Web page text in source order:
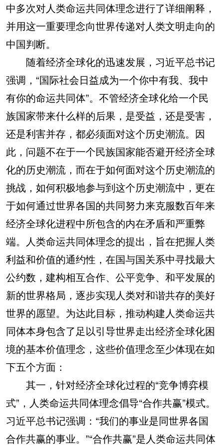
中多次对人类命运共同体理念进行了详细阐释，
并用这一重要理念向世界传递对人类文明走向的
中国判断。
随着经济全球化的迅速发展，习近平总书记
强调，“国际社会日益成为一个你中有我、我中
有你的命运共同体”。不管经济全球化给一个民
族国家带来什么样的后果，是受益，还是受害，
还是利害并存，都必须面对这个历史潮流。因
此，问题不在于一个民族国家能否避开经济全球
化的历史潮流，而在于如何面对这个历史潮流的
挑战，如何积极地参与到这个历史潮流中，更在
于如何通过世界各国的共同努力来克服数百年来
经济全球化进程中所包含的内在矛盾和严重弊
端。人类命运共同体理念的提出，旨在把握人类
利益和价值的通约性，在国与国关系中寻找最大
公约数，建构相互合作、公平竞争、和平发展的
新的世界格局，逐步实现人类对和谐共存的美好
世界的愿望。为达此目标，推动构建人类命运共
同体本身包含了足以引导世界走出经济全球化困
境的基本价值理念，这些价值理念至少体现在如
下五个方面：
其一，针对经济全球化过程的“竞争博弈模
式”，人类命运共同体理念倡导“合作共赢”模式。
习近平总书记强调：“我们的事业是同世界各国
合作共赢的事业。”“合作共赢”是人类命运共同体